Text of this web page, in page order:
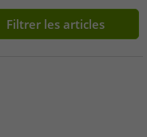
Filtrer les articles